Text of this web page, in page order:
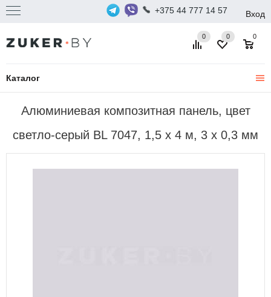
+375 44 777 14 57 Вход
Каталог
0 0
0
Алюминиевая композитная панель, цвет
светло-серый BL 7047, 1,5 х 4 м, 3 х 0,3 мм